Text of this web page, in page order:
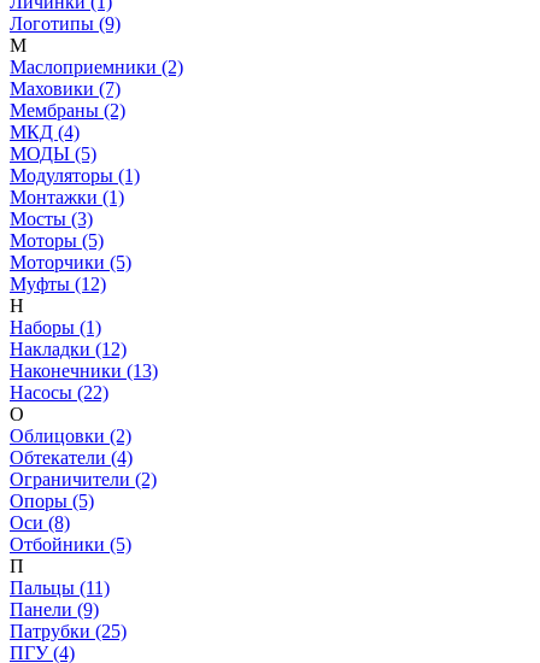
Логотипы (9)
М
Маслоприемники (2)
Маховики (7)
Мембраны (2)
МКД (4)
МОДЫ (5)
Модуляторы (1)
Монтажки (1)
Мосты (3)
Моторы (5)
Моторчики (5)
Муфты (12)
Н
Наборы (1)
Накладки (12)
Наконечники (13)
Насосы (22)
О
Облицовки (2)
Обтекатели (4)
Ограничители (2)
Опоры (5)
Оси (8)
Отбойники (5)
П
Пальцы (11)
Панели (9)
Патрубки (25)
ПГУ (4)